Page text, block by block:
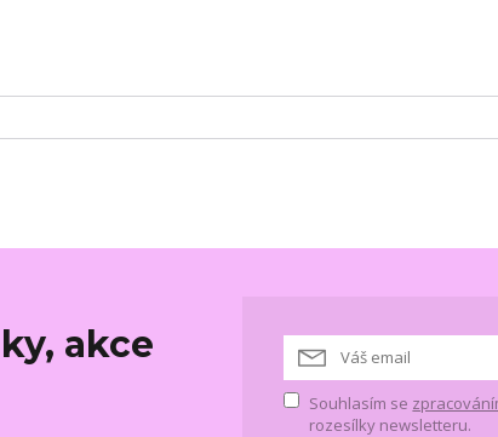
akce
Souhlasím se
rozesílky newsletteru.